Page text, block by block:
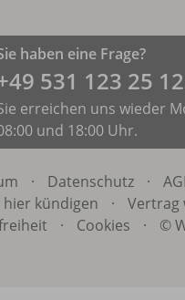
haben eine Frage?
531 ­123 25
erreichen uns wieder
und 18:00 Uhr.
· Datenschutz ·
kündigen
· Vertrag
· Cookies · ©